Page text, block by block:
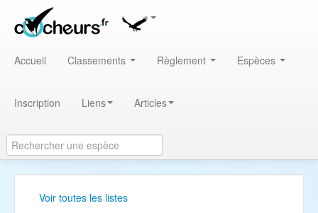
Accueil Classements Règlement Espèces
Inscription Liens Articles
Voir toutes les listes